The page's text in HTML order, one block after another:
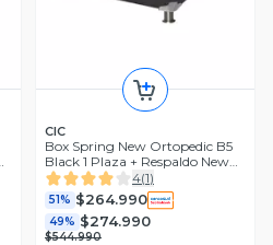
CIC
Box Spring New Ortopedic B5
Black 1 Plaza + Respaldo New
Villarrica Sin Textil
4(1)
51% $264.990
49% $274.990
$544.990